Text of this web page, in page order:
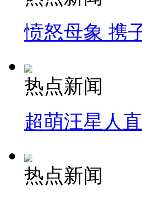
愤怒母象 携
热点新闻
超萌汪星人
热点新闻